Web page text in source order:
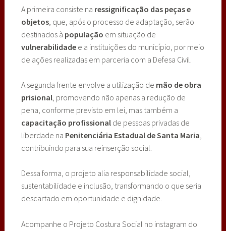
A primeira consiste na ressignificação das peças e
objetos, que, após o processo de adaptação, serão
destinados à população em situação de
vulnerabilidade e a instituições do município, por meio
de ações realizadas em parceria com a Defesa Civil.
A segunda frente envolve a utilização de mão de obra
prisional, promovendo não apenas a redução de
pena, conforme previsto em lei, mas também a
capacitação profissionalde pessoas privadas de
liberdade na Penitenciária Estadual de Santa Maria,
contribuindo para sua reinserção social.
Dessa forma, o projeto alia responsabilidade social,
sustentabilidade e inclusão, transformando o que seria
descartado em oportunidade e dignidade.
Acompanhe o Projeto Costura Social no instagram do